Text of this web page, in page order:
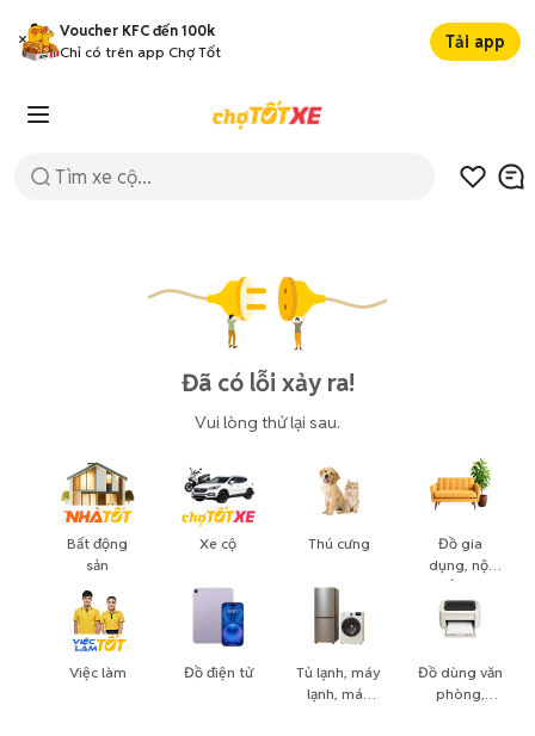
Voucher KFC đến 100k
Chỉ có trên app Chợ Tốt
Tải app
Đã có lỗi xảy ra!
Vui lòng thử lại sau.
Bất động
sản
Việc làm
Xe cộ
Đồ điện tử
Thú cưng
Tủ lạnh, máy
lạnh, máy
Đồ gia
dụng, nội
thất, cây
cảnh
Đồ dùng văn
phòng,